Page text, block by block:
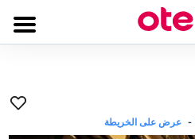
- عرض على الخريطة